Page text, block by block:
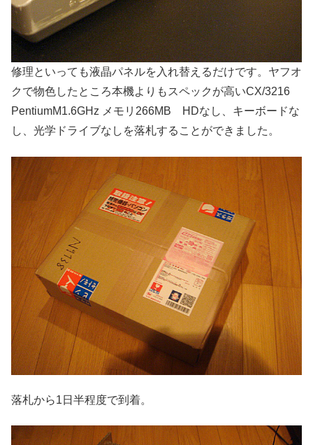
修理といっても液晶パネルを入れ替えるだけです。ヤフオ
クで物色したところ本機よりもスペックが高いCX/3216
PentiumM1.6GHz メモリ266MB HDなし、キーボードな
し、光学ドライブなしを落札することができました。
落札から1日半程度で到着。